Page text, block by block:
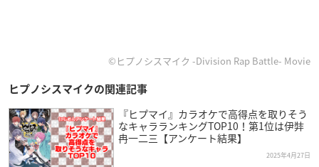
©ヒプノシスマイク -Division Rap Battle- Movie
ヒプノシスマイクの関連記事
『ヒプマイ』カラオケで高得点を取りそう
なキャラランキングTOP10！第1位は伊弉
冉一二三【アンケート結果】
2025年4月27日